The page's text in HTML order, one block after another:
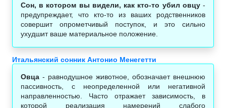
Сон, в котором вы видели, как кто-то убил овцу-
предупреждает, что кто-то из ваших родственников
совершит опрометчивый поступок, и это сильно
ухудшит ваше материальное положение.
Итальянский сонник Антонио Менегетти
Овца - равнодушное животное, обозначает внешнюю
пассивность, с неопределенной или негативной
направленностью. Часто отражает зависимость, в
которой реализация намерений слабого